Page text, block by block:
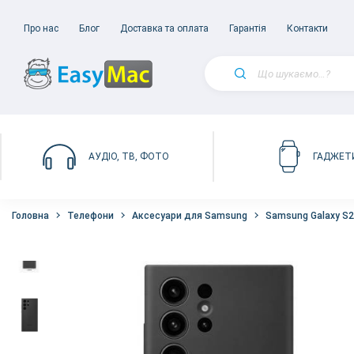
Про нас Блог Доставка та оплата Гарантія Контакти
АУДІО, ТВ, ФОТО
Головна Телефони Аксесуари для Samsung Samsung Galaxy